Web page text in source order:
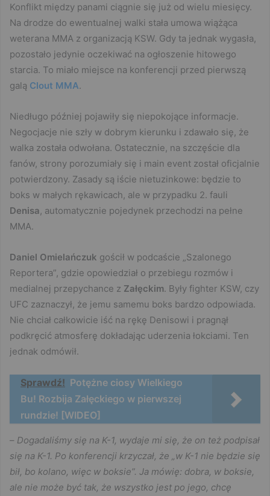
Konflikt między panami ciągnie się już od wielu miesięcy.
Na drodze do ewentualnej walki stała umowa wiążąca
weterana MMA z organizacją KSW. Gdy ta jednak wygasła,
pozostało jedynie oczekiwać na ogłoszenie hitowego
starcia. To miało miejsce na konferencji przed pierwszą
galą Clout MMA.
Niedługo później pojawiły się niepokojące informacje.
Negocjacje nie szły w dobrym kierunku i zdawało się, że
walka została odwołana. Ostatecznie, na szczęście dla
fanów, strony porozumiały się i main event został oficjalnie
potwierdzony. Zasady są iście nietuzinkowe: będzie to
boks w małych rękawicach, ale w przypadku 2. fauli
Denisa, automatycznie pojedynek przechodzi na pełne
MMA.
Daniel Omielańczuk gościł w podcaście „Szalonego
Reportera”, gdzie opowiedział o przebiegu rozmów i
medialnej przepychance z Załęckim. Były fighter KSW, czy
UFC zaznaczył, że jemu samemu boks bardzo odpowiada.
Nie chciał całkowicie iść na rękę Denisowi i pragnął
podkręcić atmosferę dokładając uderzenia łokciami. Ten
jednak odmówił.
Sprawdź! Potężne ciosy Wielkiego
Bu! Rozbija Załęckiego w pierwszej
rundzie! [WIDEO]
– Dogadaliśmy się na K-1, wydaje mi się, że on też podpisał
się na K-1. Po konferencji krzyczał, że „w K-1 nie będzie się
bił, bo kolano, więc w boksie”. Ja mówię: dobra, w boksie,
ale nie może być tak, że wszystko jest po jego, chcę